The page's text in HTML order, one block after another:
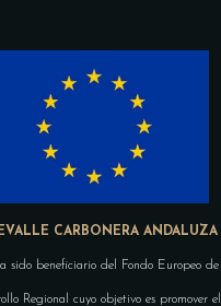
CARBONERA ANDALUZA
sido beneficiario del Fondo Europeo de
Regional cuyo objetivo es promover el